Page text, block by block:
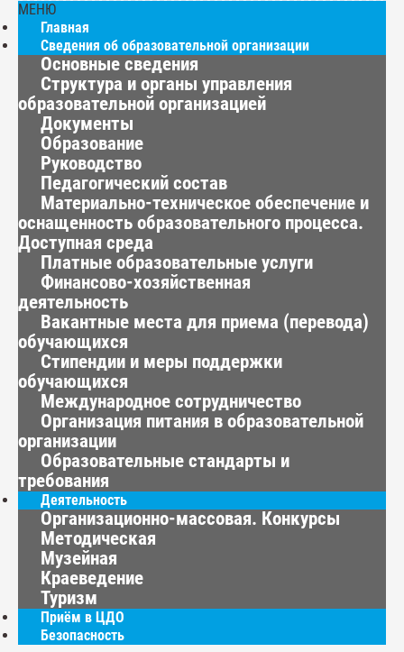
МЕНЮ
Главная
Сведения об образовательной организации
Основные сведения
Структура и органы управления
образовательной организацией
Документы
Образование
Руководство
Педагогический состав
Материально-техническое обеспечение и
оснащенность образовательного процесса.
Доступная среда
Платные образовательные услуги
Финансово-хозяйственная
деятельность
Вакантные места для приема (перевода)
обучающихся
Стипендии и меры поддержки
обучающихся
Международное сотрудничество
Организация питания в образовательной
организации
Образовательные стандарты и
требования
Деятельность
Организационно-массовая. Конкурсы
Методическая
Музейная
Краеведение
Туризм
Приём в ЦДО
Безопасность